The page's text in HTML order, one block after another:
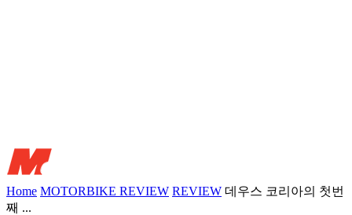
Home MOTORBIKE REVIEW REVIEW 데우스 코리아의 첫번
째 ...